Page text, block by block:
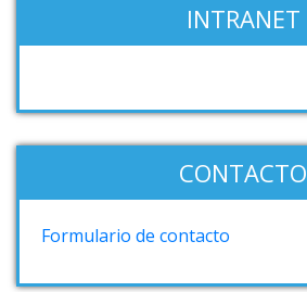
INTRANET
CONTACTO
Formulario de contacto